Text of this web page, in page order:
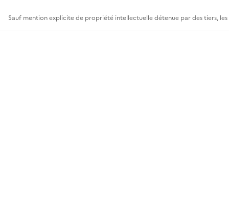
Sauf mention explicite de propriété intellectuelle détenue par des tiers,